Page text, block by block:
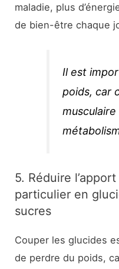
maladie, plus
de bien-être chaque
Il est
poids, car
5. Réduire
particulier en
sucres
Couper les glucides
de perdre du poids,